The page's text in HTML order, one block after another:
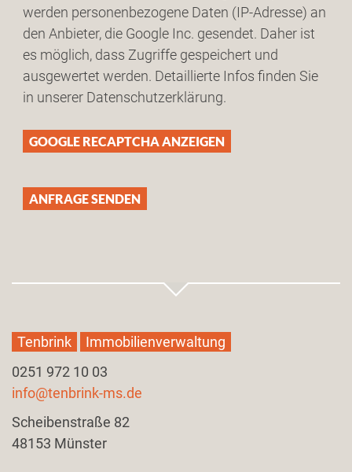
werden personenbezogene Daten (IP-Adresse) an
den Anbieter, die Google Inc. gesendet. Daher ist
es möglich, dass Zugriffe gespeichert und
ausgewertet werden. Detaillierte Infos finden Sie
in unserer Datenschutzerklärung.
GOOGLE RECAPTCHA ANZEIGEN
Tenbrink
Immobilienverwaltung
0251 972 10 03
info@tenbrink-ms.de
Scheibenstraße 82
​48153 Münster